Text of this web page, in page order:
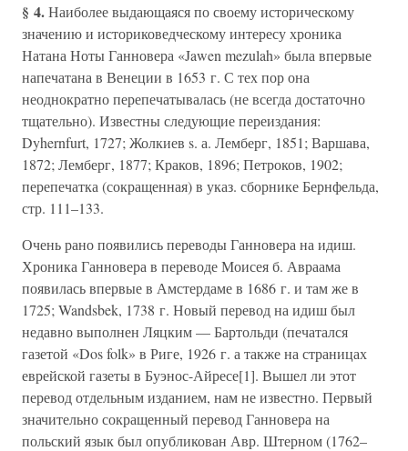
§ 4.Наиболее выдающаяся по своему историческому
значению и историковедческому интересу хроника
Натана Ноты Ганновера «Jawen mezulah» была впервые
напечатана в Венеции в 1653 г. С тех пор она
неоднократно перепечатывалась (не всегда достаточно
тщательно). Известны следующие переиздания:
Dyhernfurt, 1727; Жолкиев s. а. Лемберг, 1851; Варшава,
1872; Лемберг, 1877; Краков, 1896; Петроков, 1902;
перепечатка (сокращенная) в указ. сборнике Бернфельда,
стр. 111–133.
Очень рано появились переводы Ганновера на идиш.
Хроника Ганновера в переводе Моисея б. Авраама
появилась впервые в Амстердаме в 1686 г. и там же в
1725; Wandsbek, 1738 г. Новый перевод на идиш был
недавно выполнен Ляцким — Бартольди (печатался
газетой «Dos folk» в Риге, 1926 г. а также на страницах
еврейской газеты в Буэнос-Айресе[1]. Вышел ли этот
перевод отдельным изданием, нам не известно. Первый
значительно сокращенный перевод Ганновера на
польский язык был опубликован Авр. Штерном (1762–